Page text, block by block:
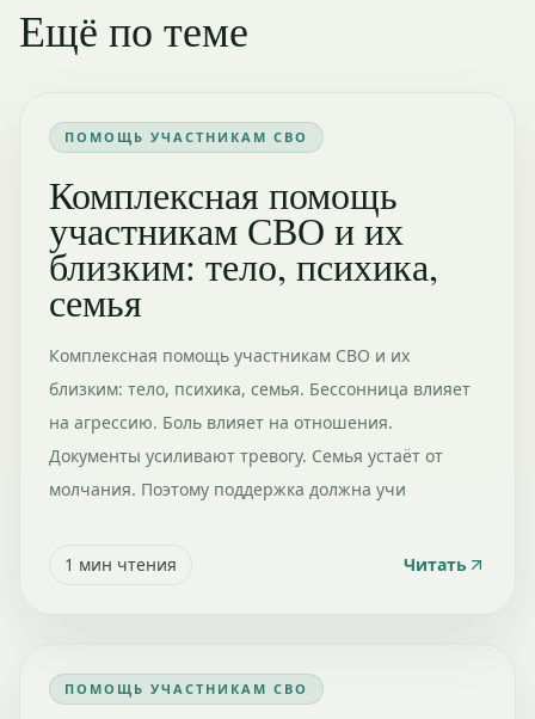
Ещё по теме
ПОМОЩЬ УЧАСТНИКАМ СВО
Комплексная помощь
участникам СВО и их
близким: тело, психика,
семья
Комплексная помощь участникам СВО и их
близким: тело, психика, семья. Бессонница влияет
на агрессию. Боль влияет на отношения.
Документы усиливают тревогу. Семья устаёт от
молчания. Поэтому поддержка должна учи
1 мин чтения Читать
ПОМОЩЬ УЧАСТНИКАМ СВО